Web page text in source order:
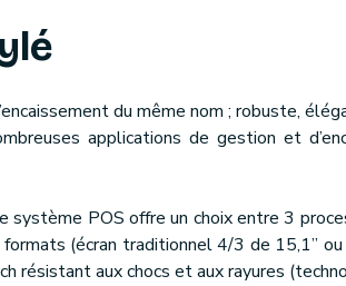
du même nom ; robuste,
applications de gestion et
POS offre un choix entre 3
(écran traditionnel 4/3 de 15,1’’
résistant aux chocs et aux rayures